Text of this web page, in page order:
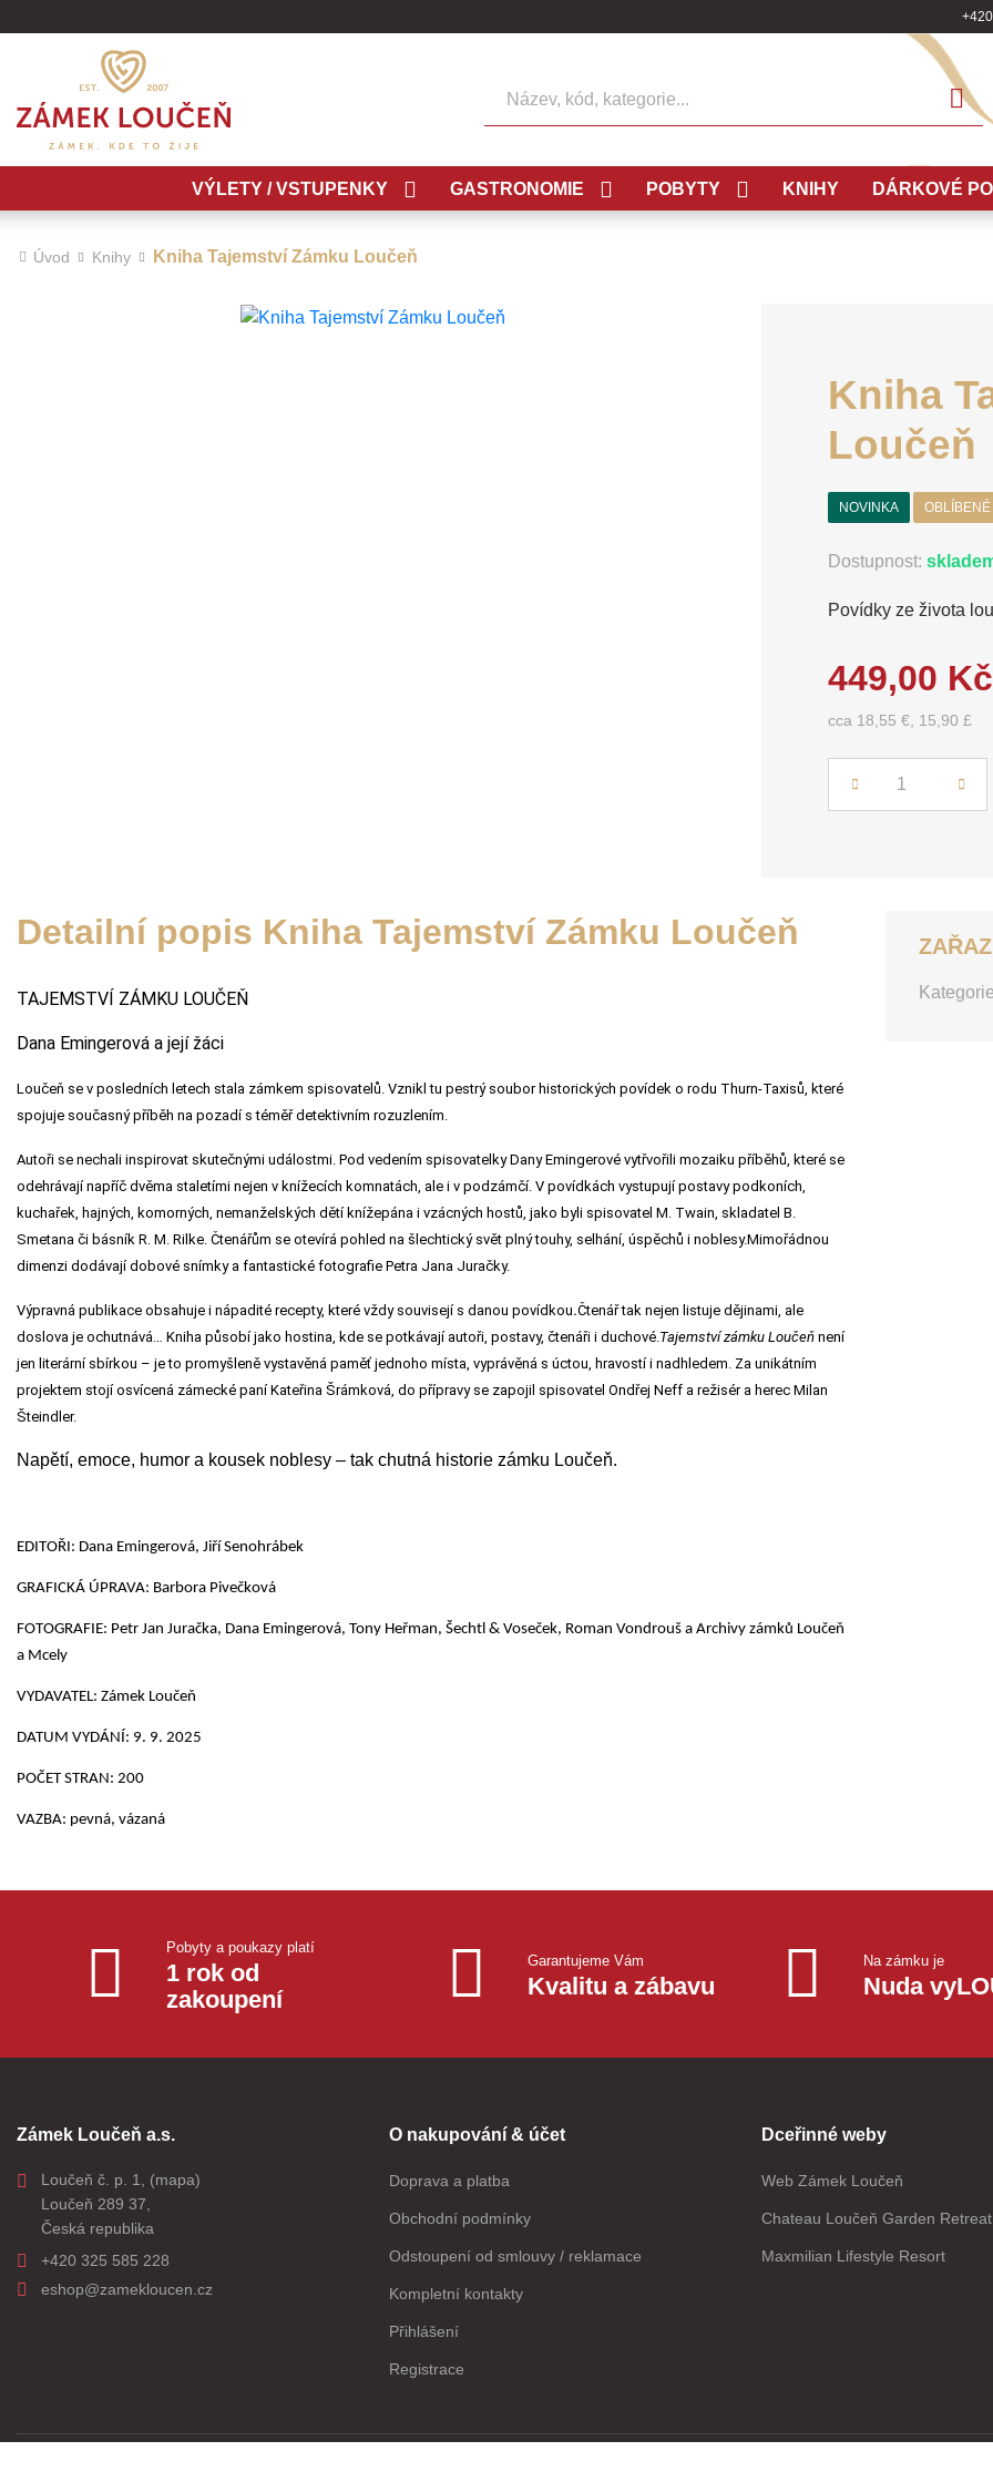
VÝLETY / VSTUPENKY GASTRONOMIE POBYTY KNIHY DÁRKOVÉ
Úvod Knihy Kniha Tajemství Zámku Loučeň
Kniha
Loučeň
NOVINKA OBLÍBENÉ
Dostupnost:
Povídky ze života
449,00 Kč
cca 18,55 €, 15,90 £
Počet
Detailní popis Kniha Tajemství Zámku Loučeň
TAJEMSTVÍ ZÁMKU LOUČEŇ
Dana Emingerová a její žáci
Loučeň se v posledních letech stala zámkem spisovatelů. Vznikl tu pestrý soubor historických povídek o rodu Thurn-Taxisů, které
spojuje současný příběh na pozadí s téměř detektivním rozuzlením.
Autoři se nechali inspirovat sku­tečnými událostmi. Pod vedením spisovatelky Dany Emingerové vytřvořili mozaiku příběhů, které se
odehrávají napříč dvěma staletími nejen v knížecích komnatách, ale i v podzámčí. V povídkách vystupují postavy podkoních,
kuchařek, hajných, komorných, nemanželských dětí knížepána i vzácných hostů, jako byli spisovatel M. Twain, skladatel B.
Smetana či básník R. M. Rilke. Čtenářům se otevírá pohled na šlechtický svět plný touhy, selhání, úspěchů i noble­sy.Mimořádnou
dimenzi dodávají dobové snímky a fantastické fotografie Petra Jana Juračky.
Výpravná publikace obsahuje i nápadité recepty, které vždy souvisejí s danou povídkou.Čtenář tak nejen listuje dějinami, ale
doslova je ochutnává… Kniha působí jako hostina, kde se potkávají autoři, postavy, čtenáři i duchové.Tajemství zámku Loučeň není
jen literární sbírkou – je to promyšleně vystavěná paměť jednoho místa, vyprávěná s úctou, hravostí i nadhledem. Za unikátním
projektem stojíosvícená zámecké paní Kateřina Šrámková, do přípravyse zapojil spisovatel Ondřej Neff a režisér a herec Milan
Šteindler.
Napětí, emoce, humor a kousek noblesy – tak chutná historie zámku Loučeň.
EDITOŘI: Dana Emingerová, Jiří Senohrábek
GRAFICKÁ ÚPRAVA: Barbora Pivečková
FOTOGRAFIE: Petr Jan Juračka, Dana Emingerová, Tony Heřman, Šechtl & Voseček, Roman Vondrouš a Archivy zámků Loučeň
a Mcely
VYDAVATEL: Zámek Loučeň
DATUM VYDÁNÍ: 9. 9. 2025
POČET STRAN: 200
VAZBA: pevná, vázaná
Pobyty a poukazy platí
1 rok od
zakoupení
Garantujeme Vám
Kvalitu a zábavu
Na zámku je
Nuda
Zámek Loučeň a.s.
Loučeň č. p. 1, (mapa)
Loučeň 289 37,
Česká republika
+420 325 585 228
eshop@zamekloucen.cz
O nakupování & účet
Doprava a platba
Obchodní podmínky
Odstoupení od smlouvy / reklamace
Kompletní kontakty
Přihlášení
Registrace
Dceřinné weby
Web Zámek Loučeň
Chateau Loučeň Garden Retreat
Maxmilian Lifestyle Resort